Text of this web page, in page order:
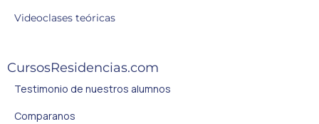
Videoclases teóricas
CursosResidencias.com
Testimonio de nuestros alumnos
Comparanos